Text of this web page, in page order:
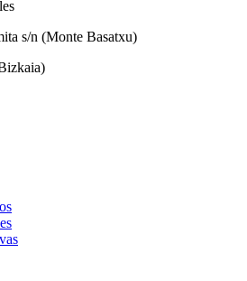
s/n (Monte Basatxu)